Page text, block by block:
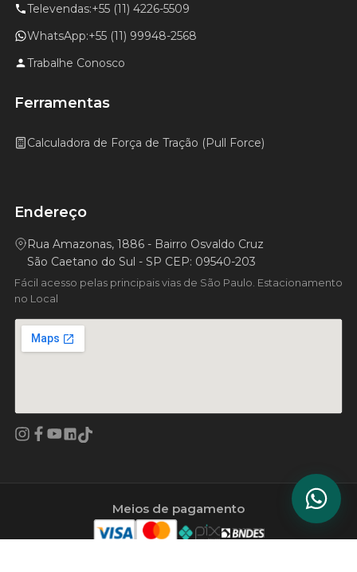
Televendas:+55 (11) 4226-5509
WhatsApp:+55 (11) 99948-2568
Trabalhe Conosco
Ferramentas
Calculadora de Força de Tração (Pull Force)
Endereço
Rua Amazonas, 1886 - Bairro Osvaldo Cruz
São Caetano do Sul - SP CEP: 09540-203
Fácil acesso pelas principais vias de São Paulo. Estacionamento
no Local
Meios de pagamento